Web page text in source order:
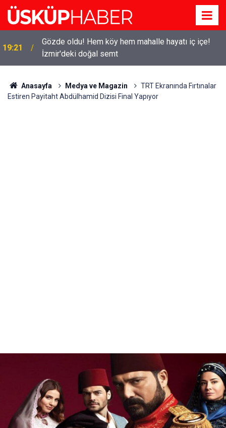
19:21
Gözde oldu! Hem köy hem mahalle hayatı iç içe!
İzmir'deki doğal semt
Anasayfa Medya ve Magazin
TRT Ekranında Fırtınalar
Estiren Payitaht Abdülhamid Dizisi Final Yapıyor